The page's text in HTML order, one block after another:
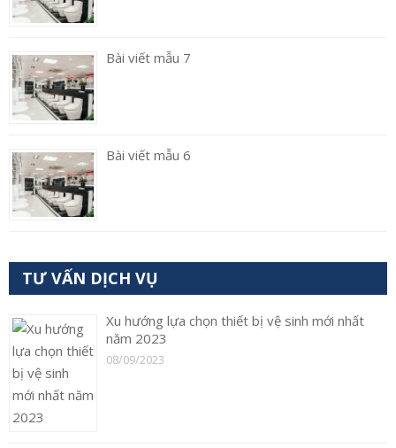
Bài viết mẫu 7
Bài viết mẫu 6
TƯ VẤN DỊCH VỤ
Xu hướng lựa chọn thiết bị vệ sinh mới nhất
năm 2023
08/09/2023